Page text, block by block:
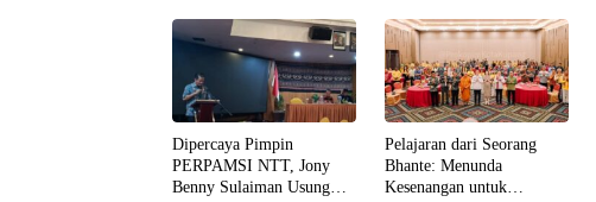
Dipercaya Pimpin
PERPAMSI NTT, Jony
Benny Sulaiman Usung
Pelajaran dari Seorang
Bhante: Menunda
Kesenangan untuk